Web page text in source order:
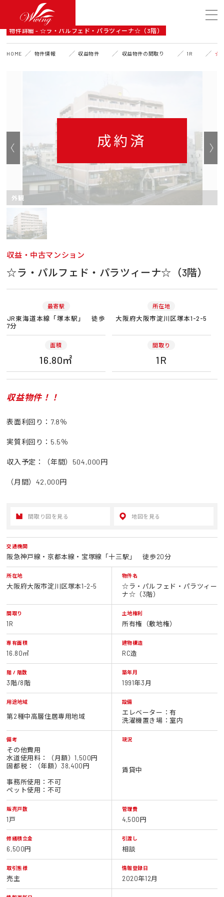
DETAIL
物件詳細 - ☆ラ・パルフェド・パラツィーナ☆（3階）
HOME 物件情報 収益物件 収益物件の間取り 1R ☆
成約済
外観
収益・中古マンション
☆ラ・パルフェド・パラツィーナ☆（3階）
最寄駅
JR東海道本線「塚本駅」 徒歩
7分
所在地
大阪府大阪市淀川区塚本1-2-5
面積
16.80㎡
間取り
1R
収益物件！！
表面利回り：7.8％
実質利回り：5.5％
収入予定：（年間）504,000円
（月間）42,000円
間取り図を見る 地図を見る
交通機関
阪急神戸線・京都本線・宝塚線「十三駅」 徒歩20分
所在地
大阪府大阪市淀川区塚本1-2-5
物件名
☆ラ・パルフェド・パラツィー
ナ☆（3階）
間取り
1R
土地権利
所有権（敷地権）
専有面積
16.80㎡
建物構造
RC造
階 / 階数
3階/8階
築年月
1991年3月
用途地域
第2種中高層住居専用地域
設備
エレベーター：有
洗濯機置き場：室内
備考
その他費用
水道使用料：（月額）1,500円
固都税：（年額）38,400円
事務所使用：不可
ペット使用：不可
現況
賃貸中
販売戸数
1戸
管理費
4,500円
修繕積立金
6,500円
引渡し
相談
取引態様
売主
情報登録日
2020年12月